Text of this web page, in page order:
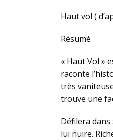
Haut vol (
Résumé
« Haut Vol »
raconte
très
trouve une
Défilera
lui nuire.